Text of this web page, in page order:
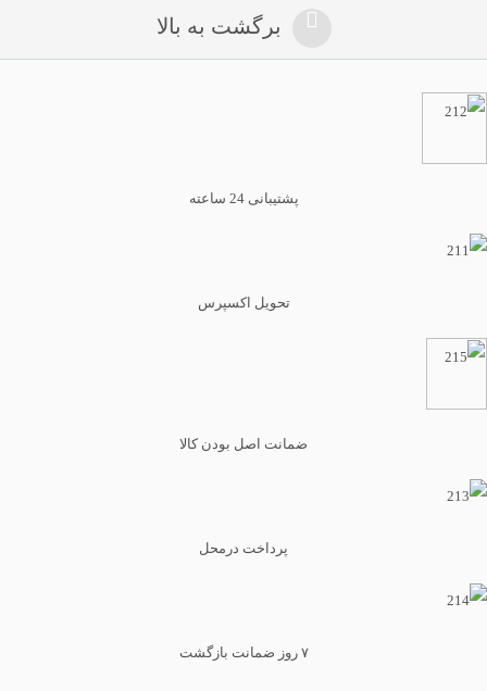
برگشت به بالا
پشتیبانی 24 ساعته
تحویل اکسپرس
ضمانت اصل بودن کالا
پرداخت درمحل
۷ روز ضمانت بازگشت